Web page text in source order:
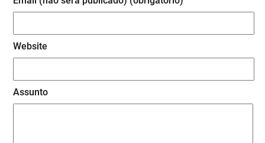
Website
Assunto